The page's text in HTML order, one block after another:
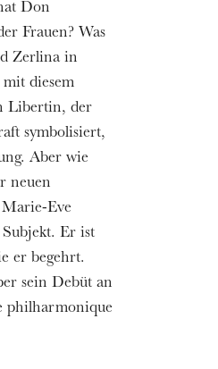
Don
Frauen? Was
Zerlina in
diesem
Libertin, der
symbolisiert,
Aber wie
neuen
Eve
Er ist
er begehrt.
sein Debüt an
philharmonique